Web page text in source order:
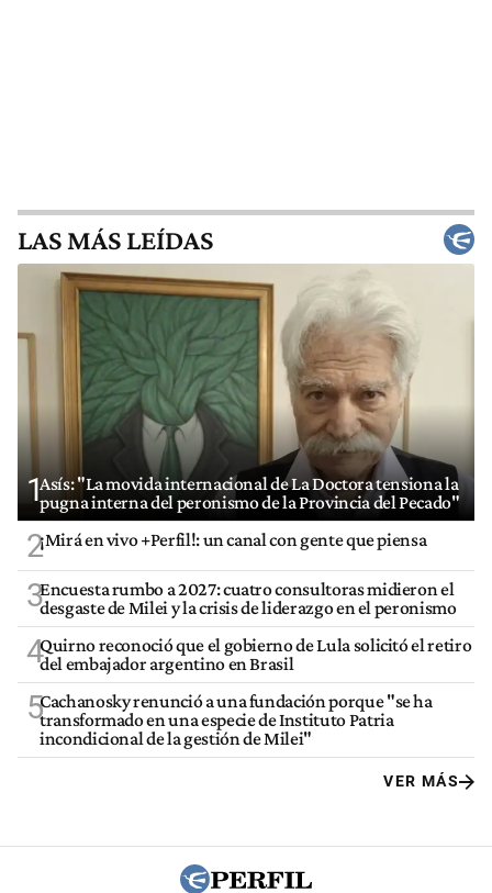
LAS MÁS LEÍDAS
1Asís: "La movida internacional de La Doctora tensiona la
pugna interna del peronismo de la Provincia del Pecado"
2¡Mirá en vivo +Perfil!: un canal con gente que piensa
3Encuesta rumbo a 2027: cuatro consultoras midieron el
desgaste de Milei y la crisis de liderazgo en el peronismo
4Quirno reconoció que el gobierno de Lula solicitó el retiro
del embajador argentino en Brasil
5Cachanosky renunció a una fundación porque "se ha
transformado en una especie de Instituto Patria
incondicional de la gestión de Milei"
VER MÁS